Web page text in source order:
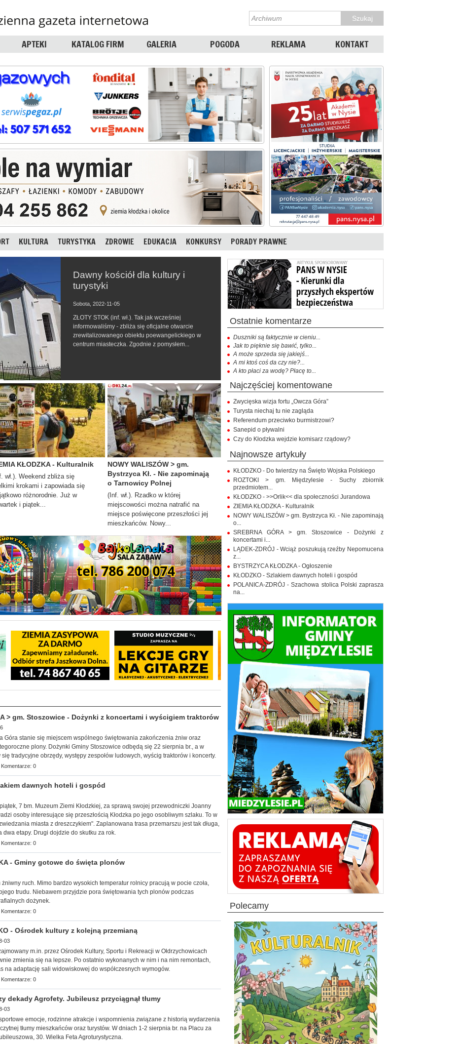
APTEKI KATALOG FIRM GALERIA POGODA REKLAMA KONTAKT
KULTURA TURYSTYKA ZDROWIE EDUKACJA KONKURSY PORADY PRAWNE
Dawny kościół dla kultury i
turystyki
Sobota, 2022-11-05
ZŁOTY STOK (inf. wł.). Tak jak wcześniej
informowaliśmy - zbliża się oficjalne otwarcie
zrewitalizowanego obiektu poewangelickiego w
centrum miasteczka. Zgodnie z pomysłem...
KŁODZKA - Kulturalnik
wł.). Weekend zbliża się
krokami i zapowiada się
różnorodnie. Już w
i piątek...
NOWY WALISZÓW > gm.
Bystrzyca Kł. - Nie zapominają
o Tarnowicy Polnej
(Inf. wł.). Rzadko w której
miejscowości można natrafić na
miejsce poświęcone przeszłości jej
mieszkańców. Nowy...
> gm. Stoszowice - Dożynki z koncertami i wyścigiem traktorów
Góra stanie się miejscem wspólnego świętowania zakończenia żniw oraz
plony. Dożynki Gminy Stoszowice odbędą się 22 sierpnia br., a w
się tradycyjne obrzędy, występy zespołów ludowych, wyścig traktorów i koncerty.
Komentarze: 0
dawnych hoteli i gospód
7 bm. Muzeum Ziemi Kłodzkiej, za sprawą swojej przewodniczki Joanny
osoby interesujące się przeszłością Kłodzka po jego osobliwym szlaku. To w
miasta z dreszczykiem". Zaplanowana trasa przemarszu jest tak długa,
dwa etapy. Drugi dojdzie do skutku za rok.
Komentarze: 0
- Gminy gotowe do święta plonów
żniwny ruch. Mimo bardzo wysokich temperatur rolnicy pracują w pocie czoła,
trudu. Niebawem przyjdzie pora świętowania tych plonów podczas
dożynek.
Komentarze: 0
- Ośrodek kultury z kolejną przemianą
03
m.in. przez Ośrodek Kultury, Sportu i Rekreacji w Ołdrzychowicach
zmienia się na lepsze. Po ostatnio wykonanych w nim i na nim remontach,
na adaptację sali widowiskowej do współczesnych wymogów.
Komentarze: 0
dekady Agrofety. Jubileusz przyciągnął tłumy
03
sportowe emocje, rodzinne atrakcje i wspomnienia związane z historią wydarzenia
tłumy mieszkańców oraz turystów. W dniach 1-2 sierpnia br. na Placu za
30. Wielka Feta Agroturystyczna.
ostatnie komentarze
Duszniki są faktycznie w cieniu...
Jak to pięknie się bawić, tylko...
A może sprzeda się jakiejś...
A mi ktoś coś da czy nie?...
A kto płaci za wodę? Płacę to...
najczęściej komentowane
Zwycięska wizja fortu „Owcza Góra”
Turysta niechaj tu nie zagląda
Referendum przeciwko burmistrzowi?
Sanepid o pływalni
Czy do Kłodzka wejdzie komisarz rządowy?
najnowsze artykuły
KŁODZKO - Do twierdzy na Święto Wojska Polskiego
ROZTOKI > gm. Międzylesie - Suchy zbiornik
przedmiotem...
KŁODZKO - >>Orlik<< dla społeczności Jurandowa
ZIEMIA KŁODZKA - Kulturalnik
NOWY WALISZÓW > gm. Bystrzyca Kł. - Nie zapominają
o...
SREBRNA GÓRA > gm. Stoszowice - Dożynki z
koncertami i...
LĄDEK-ZDRÓJ - Wciąż poszukują rzeźby Nepomucena
z...
BYSTRZYCA KŁODZKA - Ogłoszenie
KŁODZKO - Szlakiem dawnych hoteli i gospód
POLANICA-ZDRÓJ - Szachowa stolica Polski zaprasza
na...
polecamy